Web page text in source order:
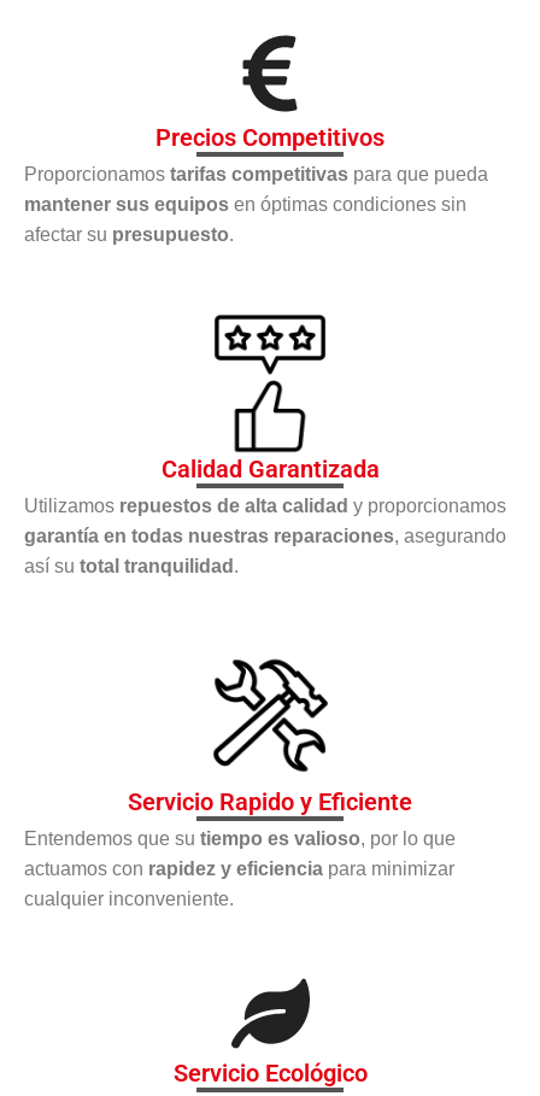
Precios Competitivos
Proporcionamos tarifas competitivas para que pueda
mantener sus equipos en óptimas condiciones sin
afectar su presupuesto.
Calidad Garantizada
Utilizamos repuestos de alta calidad y proporcionamos
garantía en todas nuestras reparaciones, asegurando
así su total tranquilidad .
Servicio Rapido y Eficiente
Entendemos que su tiempo es valioso, por lo que
actuamos con rapidez y eficiencia para minimizar
cualquier inconveniente.
Servicio Ecológico